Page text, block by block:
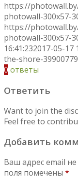
https://
photowall-300x57-
https://
photowall-300x57-
16:41:232017-05-17
the-shore-
0 ответы
Ответить
Want to join the
Feel free to
Добавить
Ваш адрес email
поля помечены *